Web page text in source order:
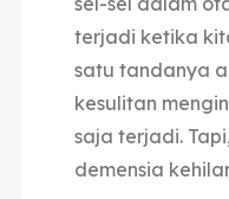
terjadi ketika
satu tandanya
kesulitan
saja terjadi.
demensia